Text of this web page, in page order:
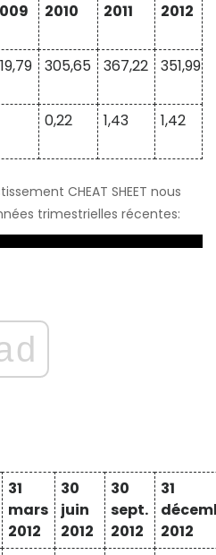
2010 2011 2012
305,65 367,22 351,99
0,22 1,43 1,42
CHEAT SHEET nous
trimestrielles récentes:
31
mars
2012
30
juin
2012
30
sept.
2012
31
2012